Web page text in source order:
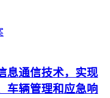
息通信技术，实现
车辆管理和应急响